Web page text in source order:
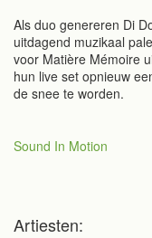
Als duo genereren Di
uitdagend muzikaal
voor Matière Mémoire
hun live set opnieuw
de snee te worden.
Sound In Motion
Artiesten: